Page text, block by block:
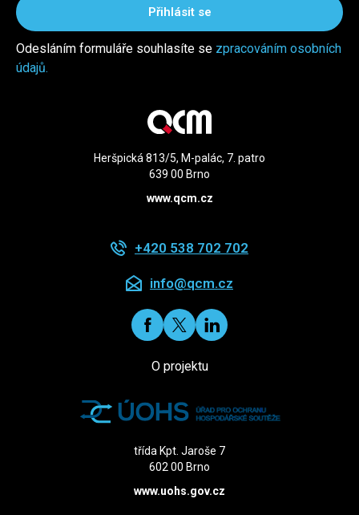
Přihlásit se
Odesláním formuláře souhlasíte se zpracováním osobních
údajů.
Heršpická 813/5, M-palác, 7. patro
639 00 Brno
www.qcm.cz
+420 538 702 702
info@qcm.cz
O projektu
třída Kpt. Jaroše 7
602 00 Brno
www.uohs.gov.cz